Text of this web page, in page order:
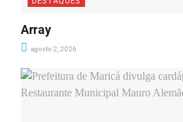
Array
agosto 2, 2026